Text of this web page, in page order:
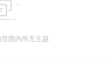
围内尚无主题